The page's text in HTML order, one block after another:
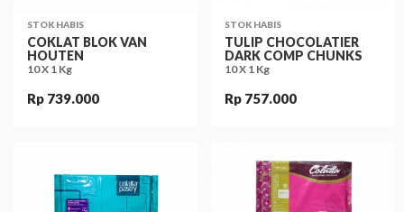
STOK HABIS
COKLAT BLOK VAN
HOUTEN
10 X 1 Kg
Rp 739.000
STOK HABIS
TULIP CHOCOLATIER
DARK COMP CHUNKS
10 X 1 Kg
Rp 757.000